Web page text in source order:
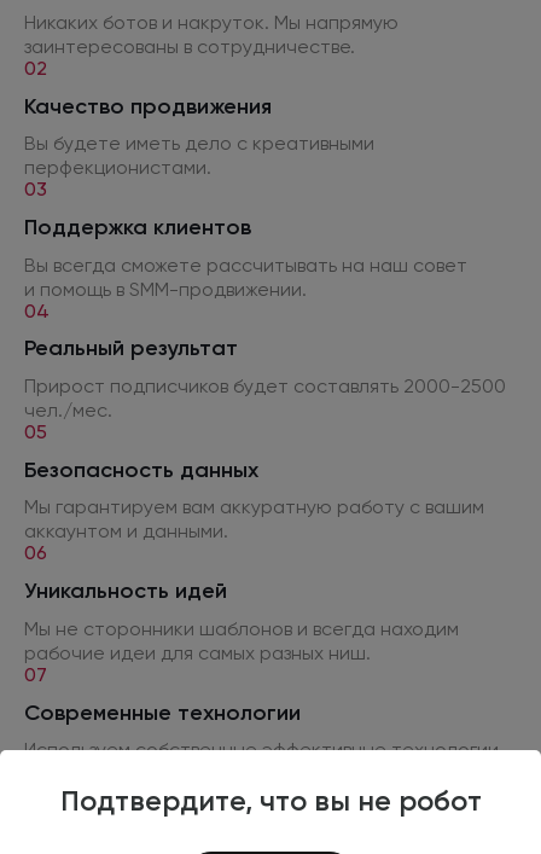
Подтвердите, что вы не робот
Никаких ботов и накруток. Мы напрямую
заинтересованы в сотрудничестве.
02
Качество продвижения
Вы будете иметь дело с креативными
перфекционистами.
03
Поддержка клиентов
Вы всегда сможете рассчитывать на наш совет
и помощь в SMM-продвижении.
04
Реальный результат
Прирост подписчиков будет составлять 2000-2500
чел./мес.
05
Безопасность данных
Мы гарантируем вам аккуратную работу с вашим
аккаунтом и данными.
06
Уникальность идей
Мы не сторонники шаблонов и всегда находим
рабочие идеи для самых разных ниш.
07
Современные технологии
Используем собственные эффективные технологии